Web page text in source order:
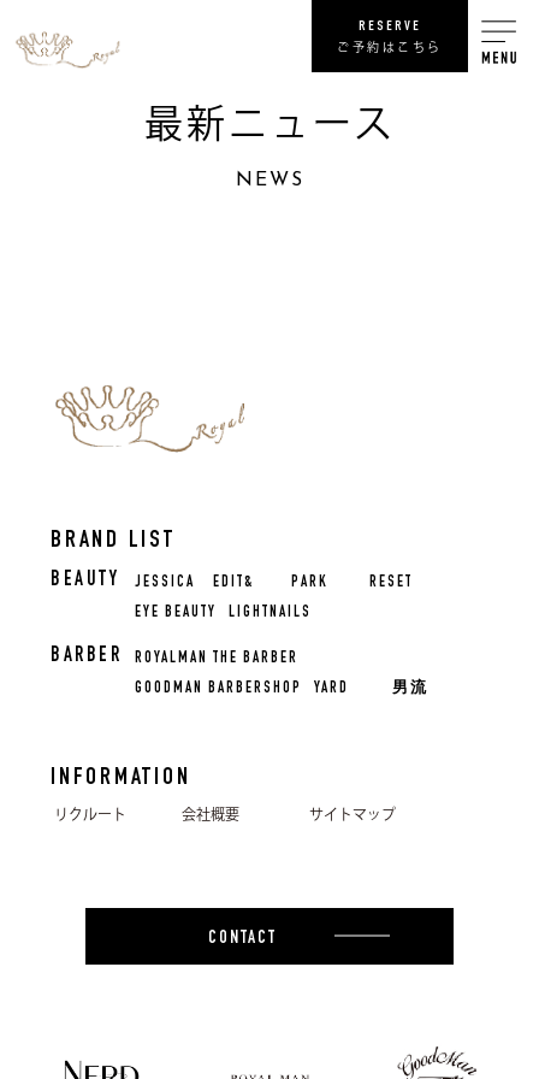
RESERVE
ご予約はこちら
RECRUIT
PRIVACY POLICY
最新ニュース
NEWS
BRAND LIST
BEAUTY JESSICA EDIT& PARK
RESET
EYE BEAUTY
LIGHTNAILS
BARBER
ROYALMAN THE BARBER
GOODMAN BARBERSHOP
YARD 男流
INFORMATION
リクルート 会社概要 サイトマップ
CONTACT